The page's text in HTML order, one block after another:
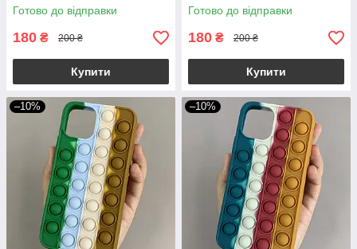
про рожевий LKG
Готово до відправки
180 ₴ 200 ₴
Купити
про синій LKG
Готово до відправки
180 ₴ 200 ₴
Купити
–10% –10%